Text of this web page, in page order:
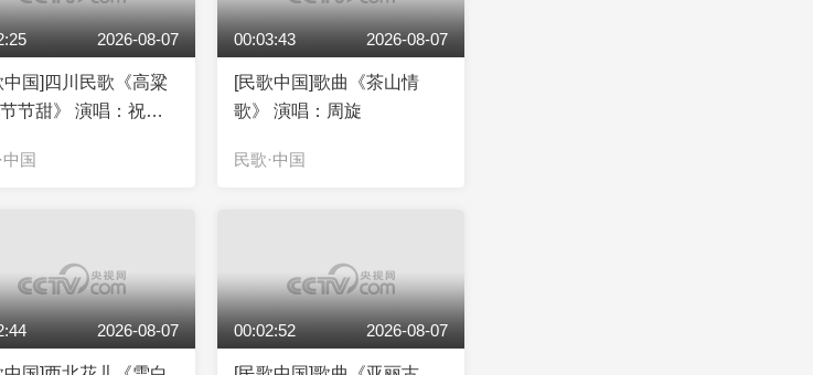
2026-08-07
中国]四川民歌《高粱
节甜》 演唱：祝宇
中国
00:03:43 2026-08-07
[民歌中国]歌曲《茶山情
歌》 演唱：周旋
民歌·中国
2026-08-07 00:02:52 2026-08-07